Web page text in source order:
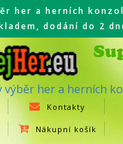
her a herních
dodání do 2
výběr her a herních
Kontakty
Nákupní košík